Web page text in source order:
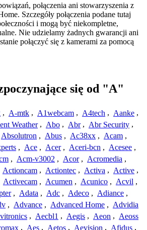
połączenia ani stowarzyszenia z
Szczegóły połączenia podane tutaj
i mogą być niekompletne,
Nie udzielamy żadnych gwarancji ani
połączyć się z kamerami za pomocą
się od "A"
, A-mtk , A1webcam , A4tech , Aanke ,
Weather , Abo , Abr , Abr Security ,
Absolutron , Abus , Ac38xx , Acam ,
, Ace , Acer , Aceri-bcn , Acesee ,
, Acm-v3002 , Acor , Acromedia ,
Actioncam , Actiontec , Activa , Active ,
Activecam , Acumen , Acunico , Acvil ,
, Adata , Adc , Adeco , Adiance ,
, Advance , Advanced Home , Advidia
, Aecbl1 , Aegis , Aeon , Aeoss
, Aes , Aetos , Aevision , Afidus ,